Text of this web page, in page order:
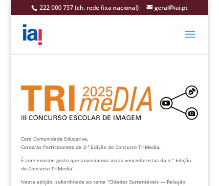
222 000 757 (ch. rede fixa nacional) geral@iai.pt
Cara Comunidade Educativa,
Caros/as Participantes da 3.ª Edição do Concurso TriMedia,
É com enorme gosto que anunciamos os/as vencedores/as da 3.ª Edição
do Concurso TriMedia!
Nesta edição, subordinada ao tema “Cidades Sustentáveis — Relação